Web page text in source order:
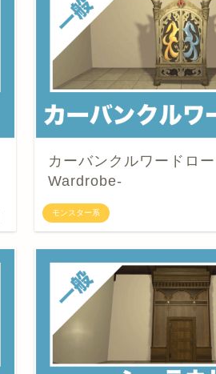
モンスター系
カーバンクルワードロ
Wardrobe-